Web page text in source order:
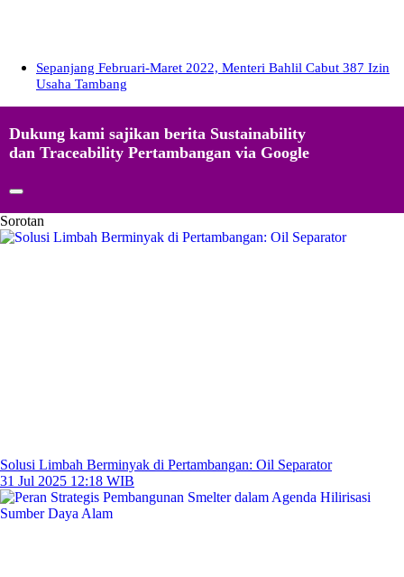
Sepanjang Februari-Maret 2022, Menteri Bahlil Cabut 387 Izin
Usaha Tambang
Dukung kami sajikan berita Sustainability
dan Traceability Pertambangan via Google
Sorotan
Solusi Limbah Berminyak di Pertambangan: Oil Separator
31 Jul 2025 12:18 WIB